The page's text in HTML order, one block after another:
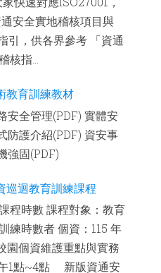
安全實地稽核項目與
引，供各界參考 「資通
指...
教育訓練教材
安全管理(PDF) 實體安
防護介紹(PDF) 資安事
強固(PDF)
巡迴教育訓練課程
程時數 課程對象：教育
練時數者 個資：115 年
個資維護重點與實務
1點~4點 新版資通安